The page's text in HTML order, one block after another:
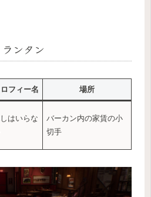
ンタン
ロフィー名 場所
はいらな
バーカン内の家賃の小
切手